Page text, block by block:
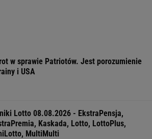
w sprawie Patriotów. Jest porozumienie
i USA
Lotto 08.08.2026 - EkstraPensja,
Kaskada, Lotto, LottoPlus,
MultiMulti